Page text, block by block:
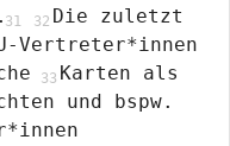
Die zuletzt
Vertreter*innen
Karten als
und bspw.